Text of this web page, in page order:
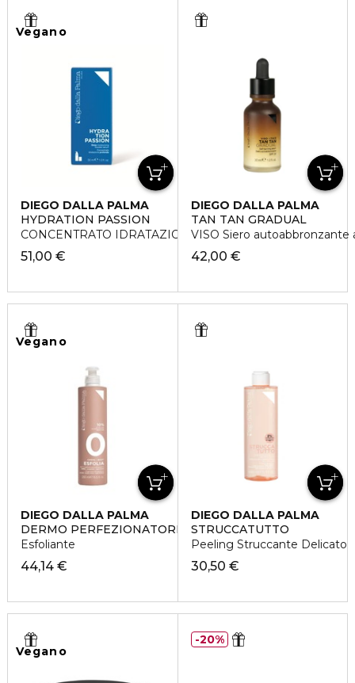
Vegano
DIEGO DALLA PALMA
HYDRATION PASSION
CONCENTRATO IDRATAZIONE PROFONDA
51,00 €
DIEGO DALLA PALMA
TAN TAN GRADUAL
VISO Siero autoabbronzante
42,00 €
Vegano
DIEGO DALLA PALMA
DERMO PERFEZIONATORE PROGRESSIVO
Esfoliante
44,14 €
DIEGO DALLA PALMA
STRUCCATUTTO
Peeling Struccante Delicato
30,50 €
Vegano
20%